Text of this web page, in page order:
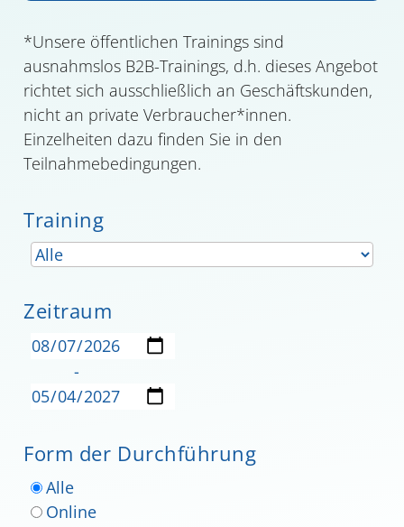
*Unsere öffentlichen Trainings sind
ausnahmslos B2B-Trainings, d.h. dieses Angebot
richtet sich ausschließlich an Geschäftskunden,
nicht an private Verbraucher*innen.
Einzelheiten dazu finden Sie in den
Teilnahmebedingungen.
Training
Zeitraum
-
Form der Durchführung
Alle
Online